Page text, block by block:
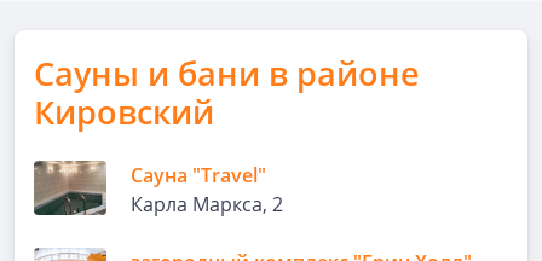
Сауны и бани в районе
Кировский
Сауна "Travel"
Карла Маркса, 2